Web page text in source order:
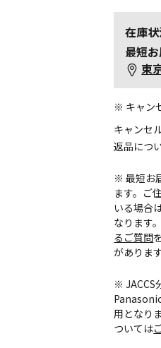
在庫
最短
東
※ キャン
キャンセ
返品につ
※ 最短お
ます。ご
いる場合
なります
るご質問
があります
※ JACCS
用となり
ついては